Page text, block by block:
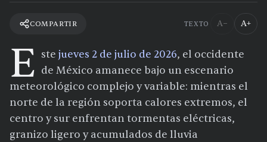
COMPARTIR TEXTO A− A+
E ste jueves 2 de julio de 2026, el occidente
de México amanece bajo un escenario
meteorológico complejo y variable: mientras el
norte de la región soporta calores extremos, el
centro y sur enfrentan tormentas eléctricas,
granizo ligero y acumulados de lluvia